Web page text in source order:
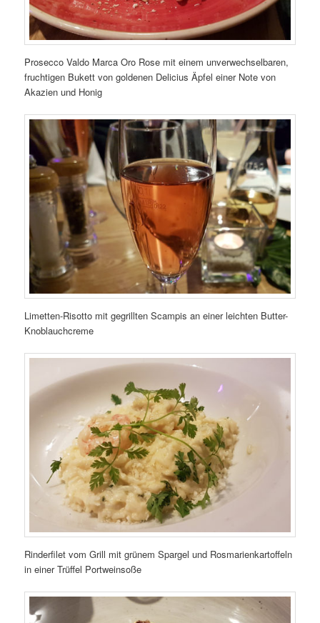
Prosecco Valdo Marca Oro Rose mit einem unverwechselbaren,
fruchtigen Bukett von goldenen Delicius Äpfel einer Note von
Akazien und Honig
Limetten-Risotto mit gegrillten Scampis an einer leichten Butter-
Knoblauchcreme
Rinderfilet vom Grill mit grünem Spargel und Rosmarienkartoffeln
in einer Trüffel Portweinsoße